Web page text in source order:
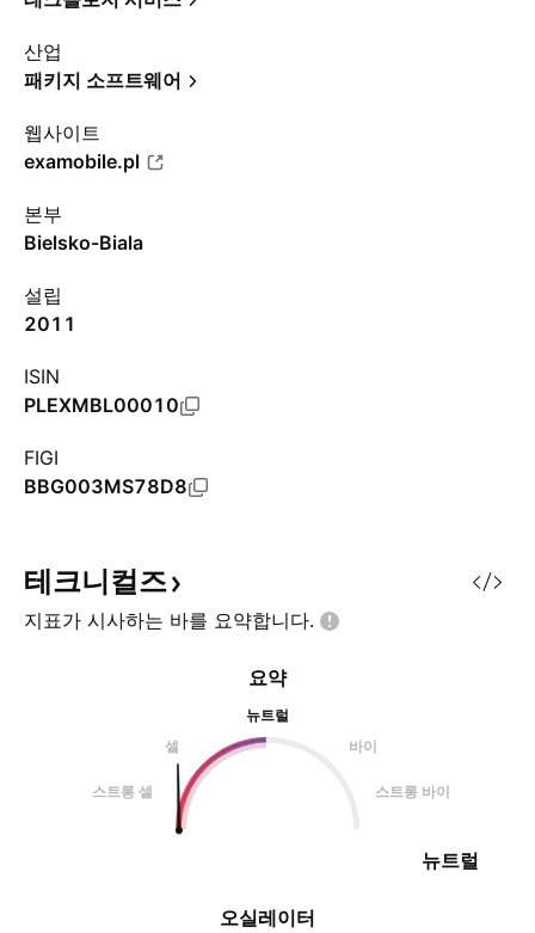
산업
패키지 소프트웨어
웹사이트
examobile.pl
본부
Bielsko-Biala
설립
2011
ISIN
PLEXMBL00010
FIGI
BBG003MS78D8
테크니컬즈
지표가 시사하는 바를 요약합니다.
오실레이터
요약
뉴트럴
셀
바이
스트롱 셀 스트롱 바이
뉴트럴